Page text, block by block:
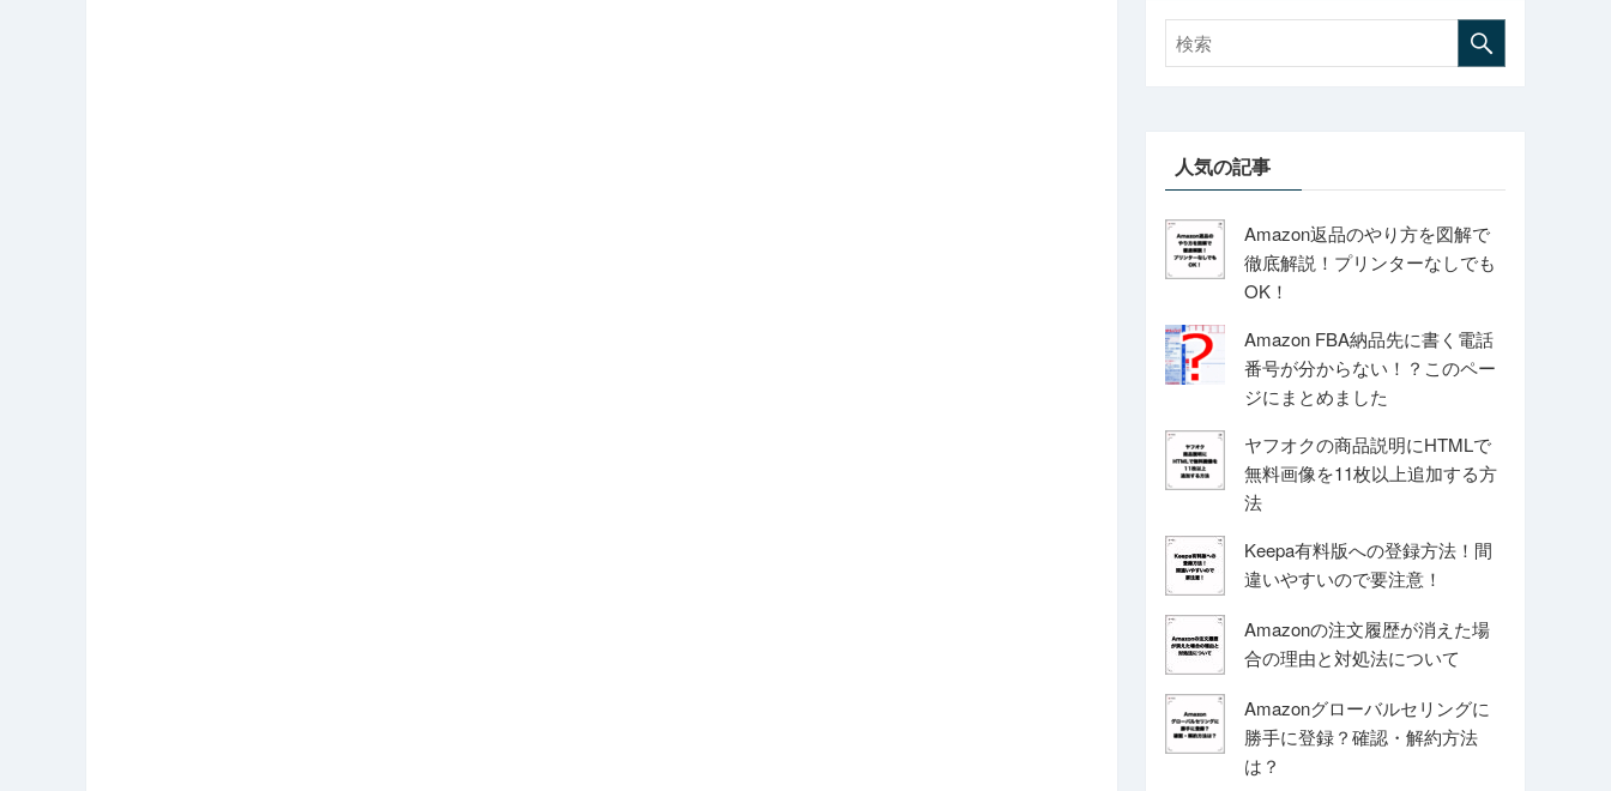
人気の記事
Amazon返品のやり方を図解で
徹底解説！プリンターなしでも
OK！
Amazon FBA納品先に書く電話
番号が分からない！？このペー
ジにまとめました
ヤフオクの商品説明にHTMLで
無料画像を11枚以上追加する方
法
Keepa有料版への登録方法！間
違いやすいので要注意！
Amazonの注文履歴が消えた場
合の理由と対処法について
Amazonグローバルセリングに
勝手に登録？確認・解約方法
は？